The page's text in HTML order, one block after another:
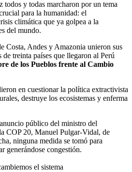
todos y todas marcharon por un tema
para la humanidad: el
climática que ya golpea a la
del mundo.
Costa, Andes y Amazonia unieron sus
de treinta países que llegaron al Perú
de los Pueblos frente al Cambio
en cuestionar la política extractivista
destruye los ecosistemas y enferma
público del ministro del
COP 20, Manuel Pulgar-Vidal, de
ninguna medida se tomó para
generándose congestión.
el sistema